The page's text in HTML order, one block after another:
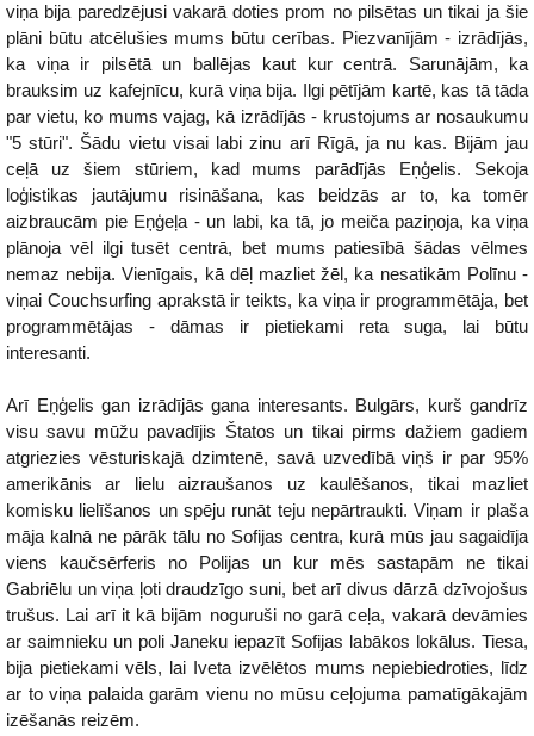
viņa bija paredzējusi vakarā doties prom no pilsētas un tikai ja šie
plāni būtu atcēlušies mums būtu cerības. Piezvanījām - izrādījās,
ka viņa ir pilsētā un ballējas kaut kur centrā. Sarunājām, ka
brauksim uz kafejnīcu, kurā viņa bija. Ilgi pētījām kartē, kas tā tāda
par vietu, ko mums vajag, kā izrādījās - krustojums ar nosaukumu
"5 stūri". Šādu vietu visai labi zinu arī Rīgā, ja nu kas. Bijām jau
ceļā uz šiem stūriem, kad mums parādījās Eņģelis. Sekoja
loģistikas jautājumu risināšana, kas beidzās ar to, ka tomēr
aizbraucām pie Eņģeļa - un labi, ka tā, jo meiča paziņoja, ka viņa
plānoja vēl ilgi tusēt centrā, bet mums patiesībā šādas vēlmes
nemaz nebija. Vienīgais, kā dēļ mazliet žēl, ka nesatikām Polīnu -
viņai Couchsurfing aprakstā ir teikts, ka viņa ir programmētāja, bet
programmētājas - dāmas ir pietiekami reta suga, lai būtu
interesanti.
Arī Eņģelis gan izrādījās gana interesants. Bulgārs, kurš gandrīz
visu savu mūžu pavadījis Štatos un tikai pirms dažiem gadiem
atgriezies vēsturiskajā dzimtenē, savā uzvedībā viņš ir par 95%
amerikānis ar lielu aizraušanos uz kaulēšanos, tikai mazliet
komisku lielīšanos un spēju runāt teju nepārtraukti. Viņam ir plaša
māja kalnā ne pārāk tālu no Sofijas centra, kurā mūs jau sagaidīja
viens kaučsērferis no Polijas un kur mēs sastapām ne tikai
Gabriēlu un viņa ļoti draudzīgo suni, bet arī divus dārzā dzīvojošus
trušus. Lai arī it kā bijām noguruši no garā ceļa, vakarā devāmies
ar saimnieku un poli Janeku iepazīt Sofijas labākos lokālus. Tiesa,
bija pietiekami vēls, lai Iveta izvēlētos mums nepiebiedroties, līdz
ar to viņa palaida garām vienu no mūsu ceļojuma pamatīgākajām
izēšanās reizēm.